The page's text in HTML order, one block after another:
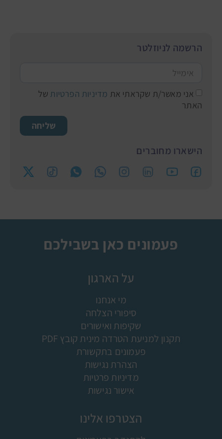
הרשמה לניוזלטר
אני מאשר/ת שקראתי את מדיניות הפרטיות של
האתר
שליחה
הישארו מחוברים
פעמונים כאן בשבילכם
על הארגון
מי אנחנו
סיפורי הצלחה
שקיפות ואישורים
תקנון למניעת הטרדה מינית קובץ PDF
פעמונים בתקשורת
הצהרת נגישות
מדיניות פרטיות
אישור נגישות
הצטרפו אלינו